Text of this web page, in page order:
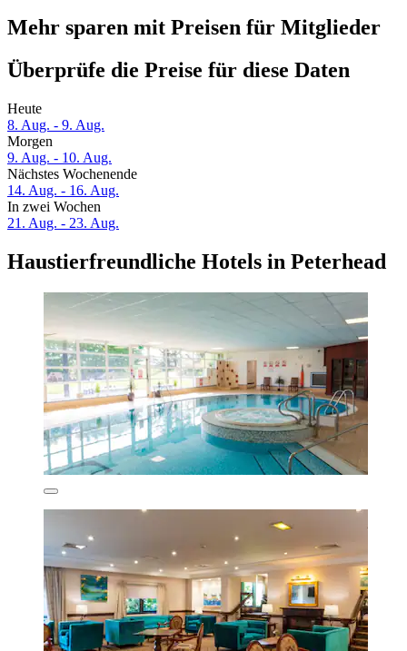
Mehr sparen mit Preisen für Mitglieder
Überprüfe die Preise für diese Daten
Heute
8. Aug. - 9. Aug.
Morgen
9. Aug. - 10. Aug.
Nächstes Wochenende
14. Aug. - 16. Aug.
In zwei Wochen
21. Aug. - 23. Aug.
Haustierfreundliche Hotels in Peterhead